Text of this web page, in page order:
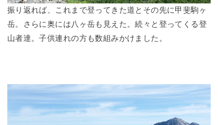
振り返れば、これまで登ってきた道とその先に甲斐駒ヶ
岳。さらに奥には八ヶ岳も見えた。続々と登ってくる登
山者達。子供連れの方も数組みかけました。